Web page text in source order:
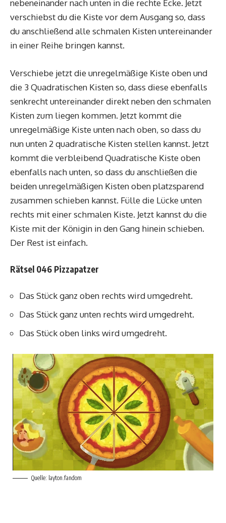
nebeneinander nach unten in die rechte Ecke. Jetzt
verschiebst du die Kiste vor dem Ausgang so, dass
du anschließend alle schmalen Kisten untereinander
in einer Reihe bringen kannst.
Verschiebe jetzt die unregelmäßige Kiste oben und
die 3 Quadratischen Kisten so, dass diese ebenfalls
senkrecht untereinander direkt neben den schmalen
Kisten zum liegen kommen. Jetzt kommt die
unregelmäßige Kiste unten nach oben, so dass du
nun unten 2 quadratische Kisten stellen kannst. Jetzt
kommt die verbleibend Quadratische Kiste oben
ebenfalls nach unten, so dass du anschließen die
beiden unregelmäßigen Kisten oben platzsparend
zusammen schieben kannst. Fülle die Lücke unten
rechts mit einer schmalen Kiste. Jetzt kannst du die
Kiste mit der Königin in den Gang hinein schieben.
Der Rest ist einfach.
Rätsel 046 Pizzapatzer
Das Stück ganz oben rechts wird umgedreht.
Das Stück ganz unten rechts wird umgedreht.
Das Stück oben links wird umgedreht.
Quelle: layton.fandom